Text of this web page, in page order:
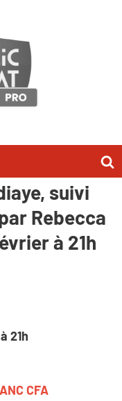
franc
suivi
Rebecca
à 21h
21h
CFA